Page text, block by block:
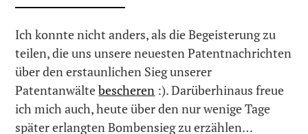
Ich konnte nicht anders, als die Begeisterung zu
teilen, die uns unsere neuesten Patentnachrichten
über den erstaunlichen Sieg unserer
Patentanwältebescheren :). Darüberhinaus freue
ich mich auch, heute über den nur wenige Tage
später erlangten Bombensieg zu erzählen…